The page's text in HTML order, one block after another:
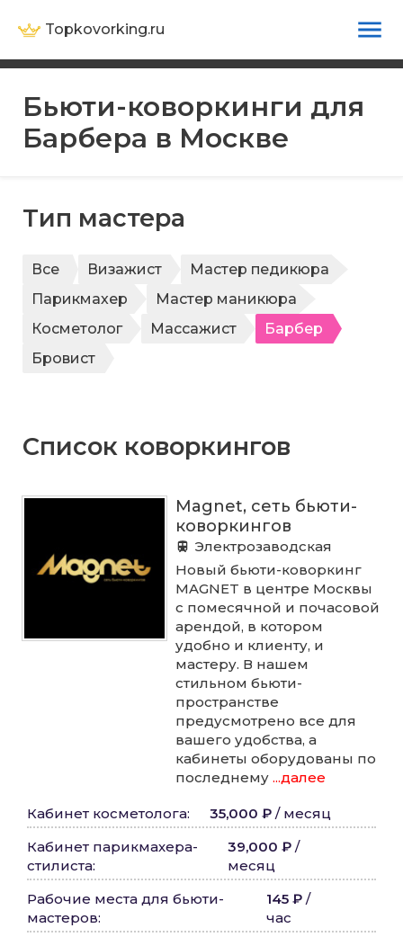
Topkovorking.ru
Бьюти-коворкинги для
Барбера в Москве
Тип мастера
Все Визажист
Мастер педикюра
Парикмахер
Мастер маникюра
Косметолог
Массажист
Барбер
Бровист
Список коворкингов
Magnet, сеть бьюти-
коворкингов
Электрозаводская
Новый бьюти-коворкинг
MAGNET в центре Москвы
с помесячной и почасовой
арендой, в котором
удобно и клиенту, и
мастеру. В нашем
стильном бьюти-
пространстве
предусмотрено все для
вашего удобства, а
кабинеты оборудованы по
последнему ...далее
Кабинет косметолога: 35,000 ₽ / месяц
Кабинет парикмахера-
стилиста:
39,000 ₽ /
месяц
Рабочие места для бьюти-
мастеров:
145 ₽ /
час